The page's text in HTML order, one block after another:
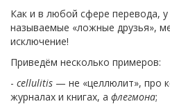
Как и в любой сфере перевода,
называемые «ложные друзья»,
исключение!
Приведём несколько примеров:
- cellulitis — не «целлюлит», про
журналах и книгах, а флегмона;